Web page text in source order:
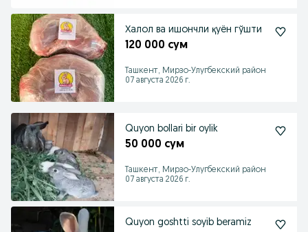
Халол ва ишончли қуён гўшти
120 000 сум
Ташкент, Мирзо-Улугбекский район
07 августа 2026 г.
Quyon bollari bir oylik
50 000 сум
Ташкент, Мирзо-Улугбекский район
07 августа 2026 г.
Quyon goshtti soyib beramiz